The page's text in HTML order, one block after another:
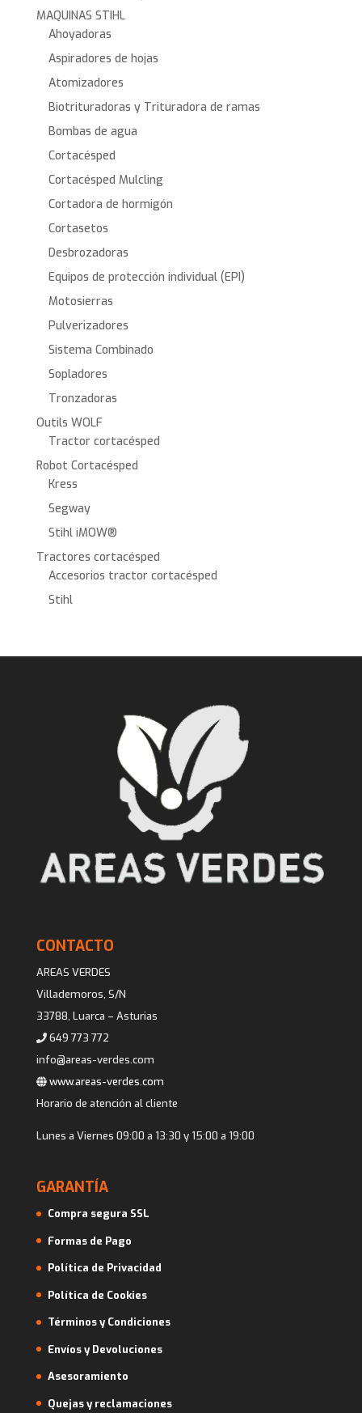
MAQUINAS STIHL
Ahoyadoras
Aspiradores de hojas
Atomizadores
Biotrituradoras y Trituradora de ramas
Bombas de agua
Cortacésped
Cortacésped Mulcling
Cortadora de hormigón
Cortasetos
Desbrozadoras
Equipos de protección individual (EPI)
Motosierras
Pulverizadores
Sistema Combinado
Sopladores
Tronzadoras
Outils WOLF
Tractor cortacésped
Robot Cortacésped
Kress
Segway
Stihl iMOW®
Tractores cortacésped
Accesorios tractor cortacésped
Stihl
CONTACTO
AREAS VERDES
Villademoros, S/N
33788, Luarca – Asturias
649 773 772
info@areas-verdes.com
www.areas-verdes.com
Horario de atención al cliente
Lunes a Viernes 09:00 a 13:30 y 15:00 a 19:00
GARANTÍA
Compra segura SSL
Formas de Pago
Política de Privacidad
Política de Cookies
Términos y Condiciones
Envíos y Devoluciones
Asesoramiento
Quejas y reclamaciones